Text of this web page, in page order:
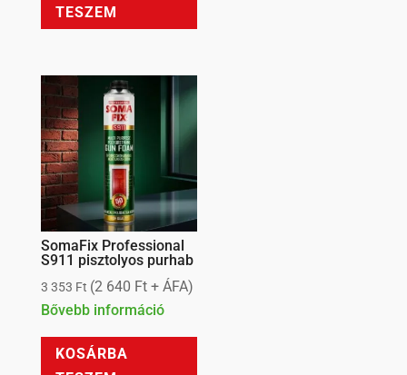
TESZEM
SomaFix Professional
S911 pisztolyos purhab
3 353 Ft (2 640 Ft+ ÁFA)
Bővebb információ
KOSÁRBA